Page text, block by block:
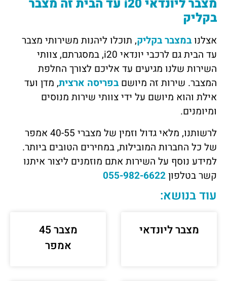
מצבר ליונדאי i20 עד הבית זה מצבר
בקליק
אצלנו במצבר בקליק, תוכלו ליהנות משירותי מצבר
עד הבית גם לרכבי יונדאי i20, במסגרתם, צוותי
השירות שלנו מגיעים עד אליכם לצורך החלפת
המצבר. שירות זה מיושם בפריסה ארצית, מדן ועד
אילת והוא מיושם על ידי צוותי שירות מנוסים
ומיומנים.
לרשותנו, מלאי גדול וזמין של מצברי 40-55 אמפר
של כל החברות המובילות, במחירים הטובים ביותר.
למידע נוסף על השירות אתם מוזמנים ליצור איתנו
קשר בטלפון055-982-6622
עוד בנושא:
מצבר ליונדאי
מצבר 45
אמפר